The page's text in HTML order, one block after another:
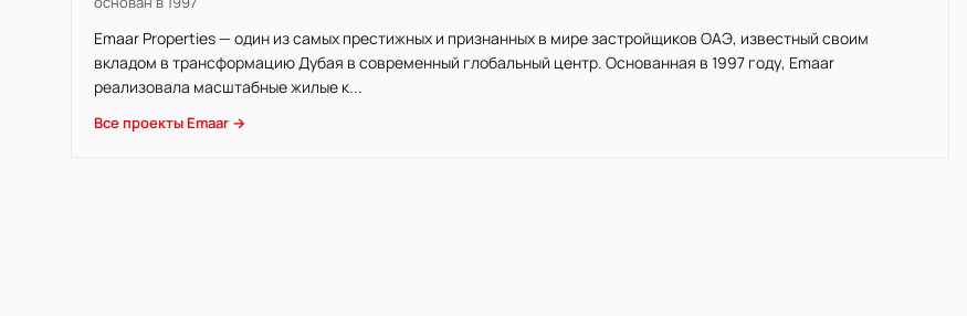
Emaar Properties — один из самых престижных и признанных в мире застройщиков ОАЭ, известный своим
вкладом в трансформацию Дубая в современный глобальный центр. Основанная в 1997 году, Emaar
реализовала масштабные жилые к...
Все проекты Emaar →